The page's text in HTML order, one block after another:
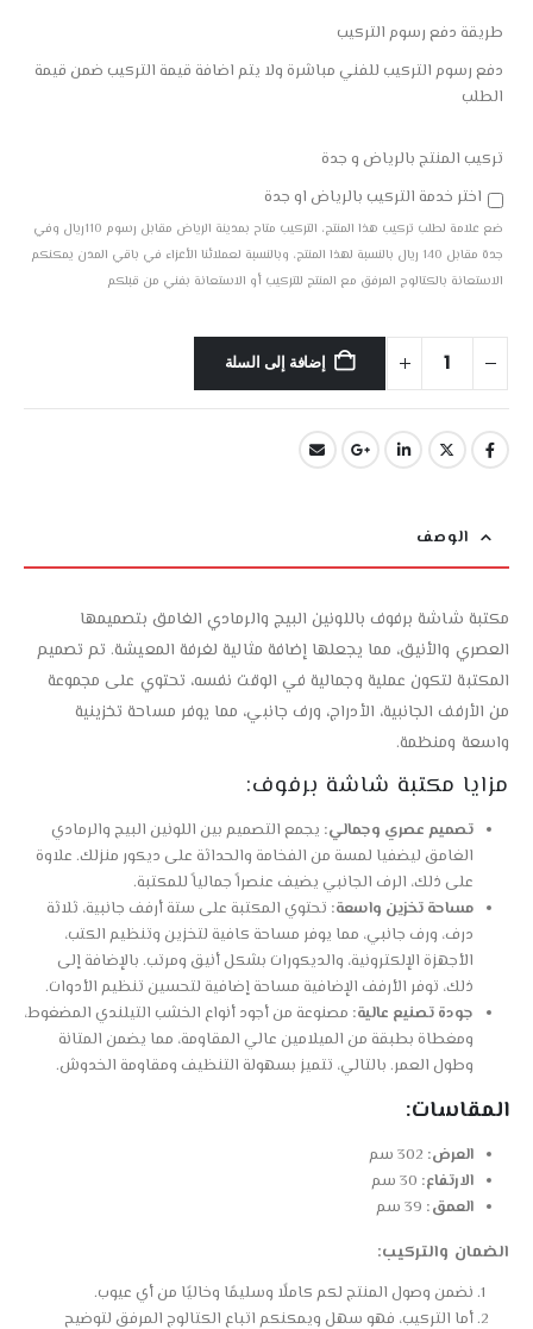
طريقة دفع رسوم التركيب
دفع رسوم التركيب للفني مباشرة ولا يتم اضافة قيمة التركيب ضمن قيمة
الطلب
تركيب المنتج بالرياض و جدة
اختر خدمة التركيب بالرياض او جدة
ضع علامة لطلب تركيب هذا المنتج، التركيب متاح بمدينة الرياض مقابل رسوم 110ريال وفي
جدة مقابل 140 ريال بالنسبة لهذا المنتج، وبالنسبة لعملائنا الأعزاء في باقي المدن يمكنكم
الاستعانة بالكتالوج المرفق مع المنتج للتركيب أو الاستعانة بفني من قبلكم
إضافة إلى السلة
الوصف
مكتبة شاشة برفوف باللونين البيج والرمادي الغامق بتصميمها
العصري والأنيق، مما يجعلها إضافة مثالية لغرفة المعيشة. تم تصميم
المكتبة لتكون عملية وجمالية في الوقت نفسه، تحتوي على مجموعة
من الأرفف الجانبية، الأدراج، ورف جانبي، مما يوفر مساحة تخزينية
واسعة ومنظمة.
مزايا مكتبة شاشة برفوف:
تصميم عصري وجمالي: يجمع التصميم بين اللونين البيج والرمادي
الغامق ليضفيا لمسة من الفخامة والحداثة على ديكور منزلك. علاوة
على ذلك، الرف الجانبي يضيف عنصراً جمالياً للمكتبة.
مساحة تخزين واسعة: تحتوي المكتبة على ستة أرفف جانبية، ثلاثة
درف، ورف جانبي، مما يوفر مساحة كافية لتخزين وتنظيم الكتب،
الأجهزة الإلكترونية، والديكورات بشكل أنيق ومرتب. بالإضافة إلى
ذلك، توفر الأرفف الإضافية مساحة إضافية لتحسين تنظيم الأدوات.
جودة تصنيع عالية: مصنوعة من أجود أنواع الخشب التيلندي المضغوط،
ومغطاة بطبقة من الميلامين عالي المقاومة، مما يضمن المتانة
وطول العمر. بالتالي، تتميز بسهولة التنظيف ومقاومة الخدوش.
المقاسات:
العرض:
الارتفاع:
العمق:
الضمان والتركيب:
نضمن وصول المنتج لكم كاملًا وسليمًا وخاليًا من أي عيوب.
أما التركيب، فهو سهل ويمكنكم اتباع الكتالوج المرفق لتوضيح